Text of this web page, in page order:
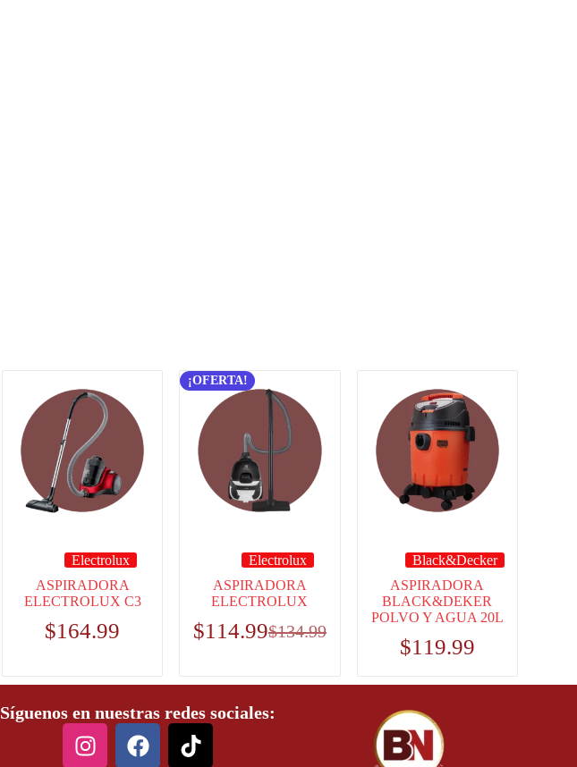
Electrolux
ASPIRADORA
ELECTROLUX C3
$164.99
¡OFERTA!
Electrolux
ASPIRADORA
ELECTROLUX
$134.99
$114.99
Black&Decker
ASPIRADORA
BLACK&DEKER
POLVO Y AGUA 20L
$119.99
Síguenos en nuestras redes sociales: